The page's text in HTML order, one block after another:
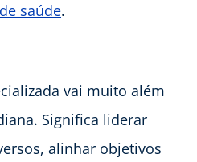
saúde.
vai muito além
Significa liderar
alinhar objetivos